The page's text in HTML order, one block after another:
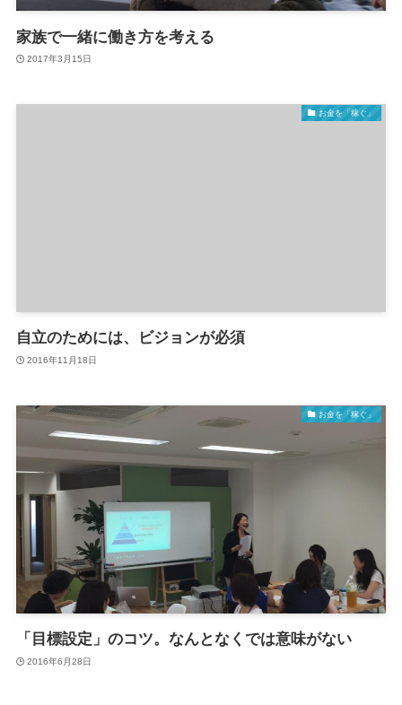
家族で一緒に働き方を考える
2017年3月15日
お金を「稼ぐ」
自立のためには、ビジョンが必須
2016年11月18日
お金を「稼ぐ」
「目標設定」のコツ。なんとなくでは意味がない
2016年6月28日